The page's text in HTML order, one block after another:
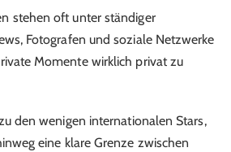
stehen oft unter ständiger
Fotografen und soziale Netzwerke
Momente wirklich privat zu
den wenigen internationalen Stars,
eine klare Grenze zwischen